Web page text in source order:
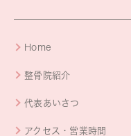
Home
整骨院紹介
代表あいさつ
アクセス・営業時間